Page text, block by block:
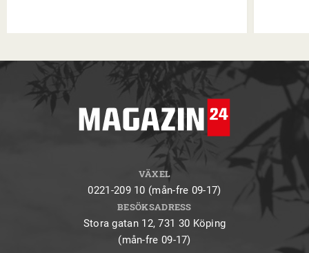
VÄXEL
0221-209 10 (mån-fre 09-17)
BESÖKSADRESS
Stora gatan 12, 731 30 Köping
(mån-fre 09-17)